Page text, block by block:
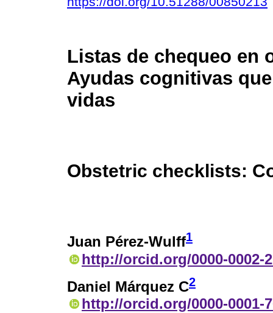
Listas de chequeo en
Ayudas cognitivas
vidas
Obstetric checklists:
Juan Pérez-Wulff1
http://orcid.org/0000-0002-
Daniel Márquez C2
http://orcid.org/0000-0001-